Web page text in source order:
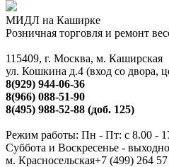
МИДЛ на Каширке
Розничная торговля и ремонт
115409, г. Москва, м. Каширская
ул. Кошкина д.4 (вход со двора,
8(929) 944-06-36
8(966) 088-51-90
8(495) 988-52-88 (доб. 125)
Режим работы: Пн - Пт: с 8.00 -
Суббота и Воскресенье -
м. Красносельская+7 (499) 264